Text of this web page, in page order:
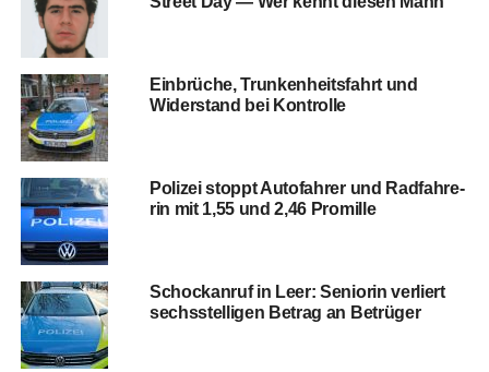
Ein­brü­che, Trun­ken­heits­fahrt und
Wider­stand bei Kontrolle
Poli­zei stoppt Auto­fah­rer und Rad­fah­re­
rin mit 1,55 und 2,46 Promille
Schock­an­ruf in Leer: Senio­rin ver­liert
sechs­stel­li­gen Betrag an Betrüger